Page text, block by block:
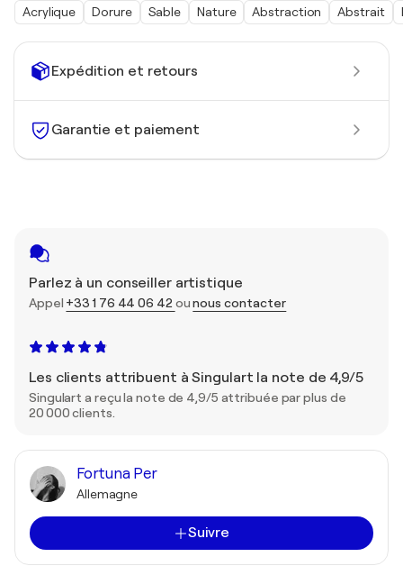
Expédition et retours
Garantie et paiement
Parlez à un conseiller artistique
Appel +33 1 76 44 06 42ounous contacter
Les clients attribuent à Singulart la note de 4,9/5
Singulart a reçu la note de 4,9/5 attribuée par plus de
20 000 clients.
Fortuna Per
Allemagne
Suivre
Acrylique Dorure Sable Nature Abstraction Abstrait